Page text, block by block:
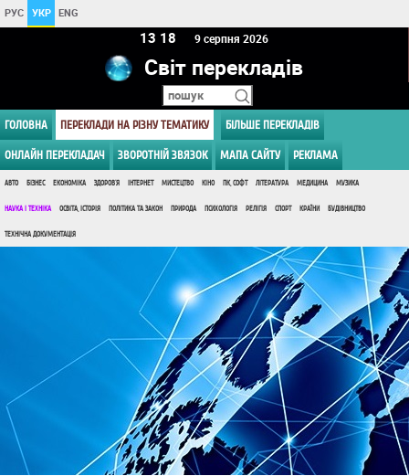
РУС УКР ENG
13:18 9 серпня 2026
Світ перекладів
ГОЛОВНА ПЕРЕКЛАДИ НА РІЗНУ ТЕМАТИКУ БІЛЬШЕ ПЕРЕКЛАДІВ
ОНЛАЙН ПЕРЕКЛАДАЧ ЗВОРОТНІЙ ЗВЯЗОК МАПА САЙТУ РЕКЛАМА
АВТО БІЗНЕС ЕКОНОМІКА ЗДОРОВ'Я ІНТЕРНЕТ МИСТЕЦТВО КІНО ПК, СОФТ ЛІТЕРАТУРА МЕДИЦИНА МУЗИКА
НАУКА І ТЕХНІКА ОСВІТА, ІСТОРІЯ ПОЛІТИКА ТА ЗАКОН ПРИРОДА ПСИХОЛОГІЯ РЕЛІГІЯ СПОРТ КРАЇНИ БУДІВНИЦТВО
ТЕХНІЧНА ДОКУМЕНТАЦІЯ